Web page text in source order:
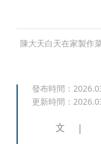
陳大天白天在家製作
發布時間：
更新時間：
文